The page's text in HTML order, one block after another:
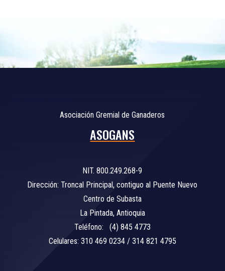
Asociación Gremial de Ganaderos
ASOGANS
NIT. 800.249.268-9
Dirección: Troncal Principal, contiguo al Puente Nuevo
Centro de Subasta
La Pintada, Antioquia
Teléfono: (4) 845 4773
Celulares: 310 469 0234 / 314 821 4795